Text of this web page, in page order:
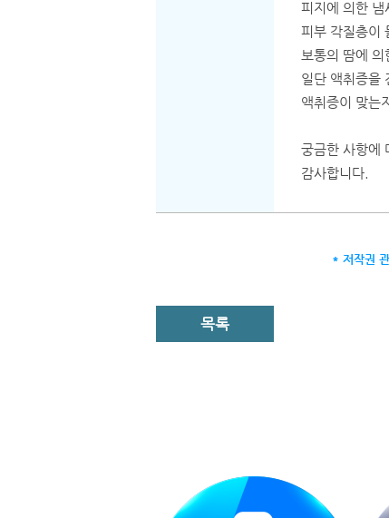
피지에 의한 냄
피부 각질층이
보통의 땀에
일단 액취증을
액취증이 맞는
궁금한 사항에
감사합니다.
* 저작권
목록